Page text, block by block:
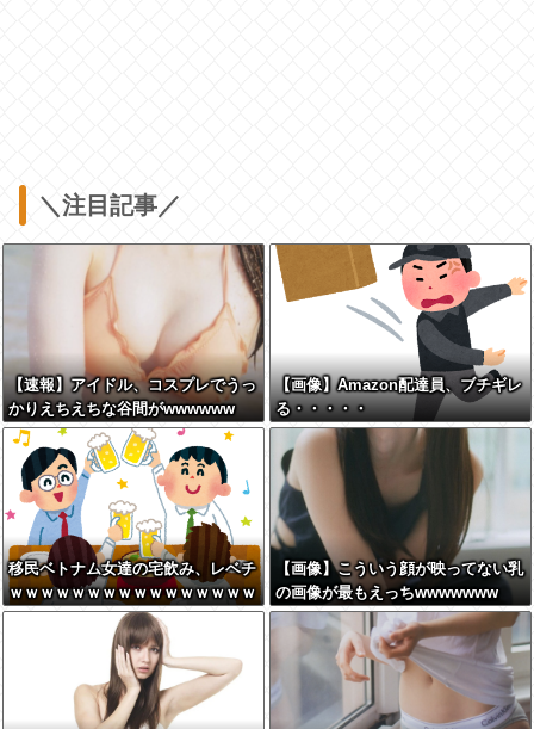
＼注目記事／
【速報】アイドル、コスプレでうっ
かりえちえちな谷間がwwwwww
【画像】Amazon配達員、ブチギレ
る・・・・・
移民ベトナム女達の宅飲み、レベチ
ｗｗｗｗｗｗｗｗｗｗｗｗｗｗｗｗ
ｗｗｗｗｗｗｗｗ
【画像】こういう顔が映ってない乳
の画像が最もえっちwwwwwww